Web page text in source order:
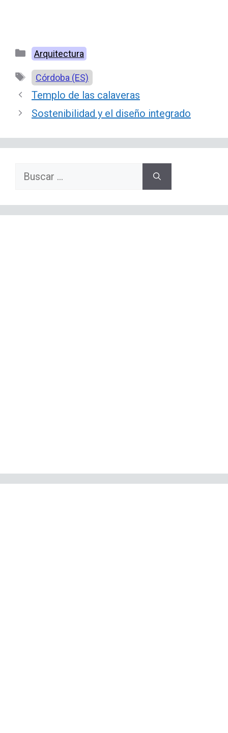
Categorías
Arquitectura
Etiquetas
Córdoba (ES)
Templo de las calaveras
Sostenibilidad y el diseño integrado
Buscar: